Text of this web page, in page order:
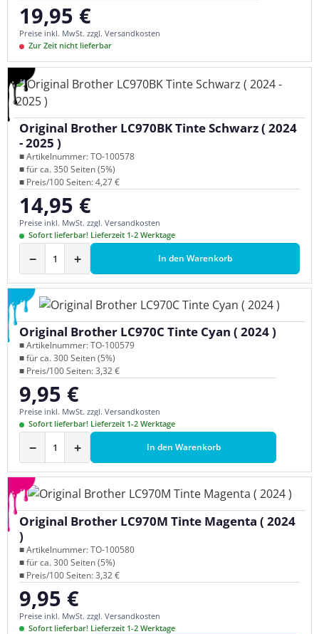
Regulärer Preis:
19,95 €
Preise inkl. MwSt. zzgl. Versandkosten
Zur Zeit nicht lieferbar
Original Brother LC970BK Tinte Schwarz ( 2024
- 2025 )
■ Artikelnummer: TO-100578
■ für ca. 350 Seiten (5%)
■ Preis/100 Seiten: 4,27 €
Regulärer Preis:
14,95 €
Preise inkl. MwSt. zzgl. Versandkosten
Sofort lieferbar! Lieferzeit 1-2 Werktage
− + In den Warenkorb
Original Brother LC970C Tinte Cyan ( 2024 )
■ Artikelnummer: TO-100579
■ für ca. 300 Seiten (5%)
■ Preis/100 Seiten: 3,32 €
Regulärer Preis:
9,95 €
Preise inkl. MwSt. zzgl. Versandkosten
Sofort lieferbar! Lieferzeit 1-2 Werktage
− + In den Warenkorb
Original Brother LC970M Tinte Magenta ( 2024
)
■ Artikelnummer: TO-100580
■ für ca. 300 Seiten (5%)
■ Preis/100 Seiten: 3,32 €
Regulärer Preis:
9,95 €
Preise inkl. MwSt. zzgl. Versandkosten
Sofort lieferbar! Lieferzeit 1-2 Werktage